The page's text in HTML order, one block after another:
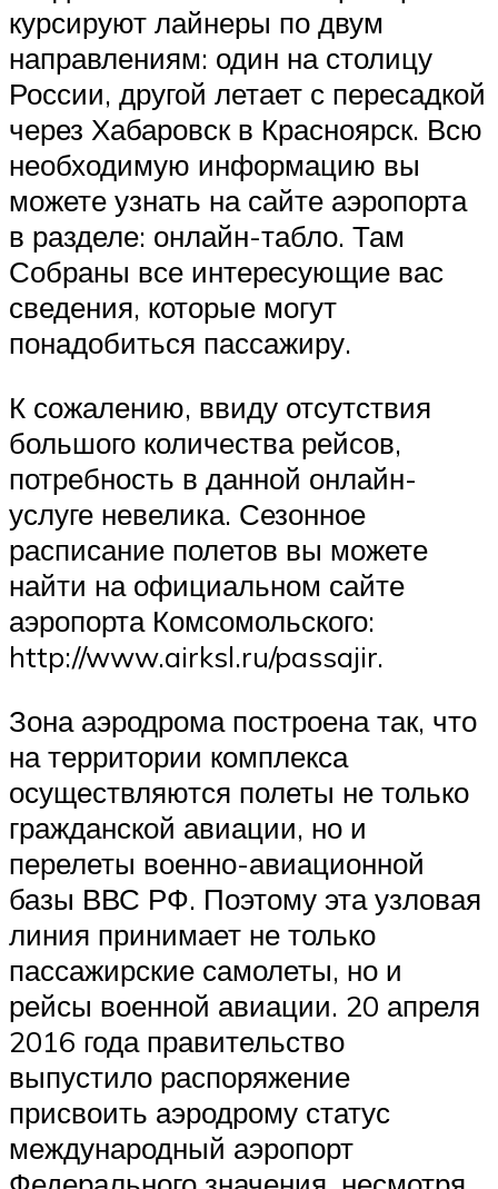
курсируют лайнеры по двум
направлениям: один на столицу
России, другой летает с пересадкой
через Хабаровск в Красноярск. Всю
необходимую информацию вы
можете узнать на сайте аэропорта
в разделе: онлайн-табло. Там
Собраны все интересующие вас
сведения, которые могут
понадобиться пассажиру.
К сожалению, ввиду отсутствия
большого количества рейсов,
потребность в данной онлайн-
услуге невелика. Сезонное
расписание полетов вы можете
найти на официальном сайте
аэропорта Комсомольского:
http://www.airksl.ru/passajir.
Зона аэродрома построена так, что
на территории комплекса
осуществляются полеты не только
гражданской авиации, но и
перелеты военно-авиационной
базы ВВС РФ. Поэтому эта узловая
линия принимает не только
пассажирские самолеты, но и
рейсы военной авиации. 20 апреля
2016 года правительство
выпустило распоряжение
присвоить аэродрому статус
международный аэропорт